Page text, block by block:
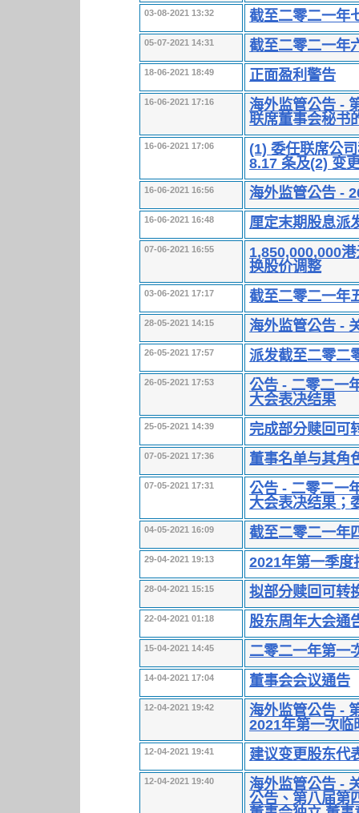
03-08-2021 13:32 截至二零二一年
05-07-2021 14:31 截至二零二一年
18-06-2021 18:49 正面盈利警告
16-06-2021 17:16
海外监管公告 -
联席董事会秘书
16-06-2021 17:06
(1) 委任联席公
8.17 条及(2) 变
16-06-2021 16:56 海外监管公告 -
16-06-2021 16:48 厘定末期股息派
07-06-2021 16:55
1,850,000,000
换股价调整
03-06-2021 17:17 截至二零二一年
28-05-2021 14:15 海外监管公告 -
26-05-2021 17:57 派发截至二零二
26-05-2021 17:53
公告 - 二零二一
大会表决结果
25-05-2021 14:39 完成部分赎回可
07-05-2021 17:36 董事名单与其角
07-05-2021 17:31
公告 - 二零二一
大会表决结果；
04-05-2021 16:09 截至二零二一年
29-04-2021 19:13 2021年第一季度
28-04-2021 15:15 拟部分赎回可转
22-04-2021 01:18 股东周年大会通
15-04-2021 14:45 二零二一年第一
14-04-2021 17:04 董事会会议通告
12-04-2021 19:42
海外监管公告 -
2021年第一次临
12-04-2021 19:41 建议变更股东代
12-04-2021 19:40
海外监管公告 -
公告、第八届第